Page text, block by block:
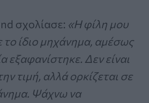
σχολίασε: «Η φίλη μου
το ίδιο μηχάνημα, αμέσως
εξαφανίστηκε. Δεν είναι
τιμή, αλλά ορκίζεται σε
Ψάχνω να